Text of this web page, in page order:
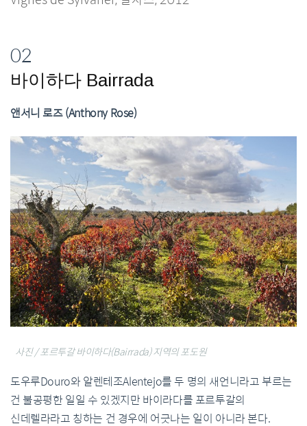
02
바이하다 Bairrada
앤서니 로즈 (Anthony Rose)
사진 / 포르투갈 바이하다(Bairrada) 지역의 포도원
도우루Douro와 알렌테조Alentejo를 두 명의 새언니라고 부르는
건 불공평한 일일 수 있겠지만 바이라다를 포르투갈의
신데렐라라고 칭하는 건 경우에 어긋나는 일이 아니라 본다.